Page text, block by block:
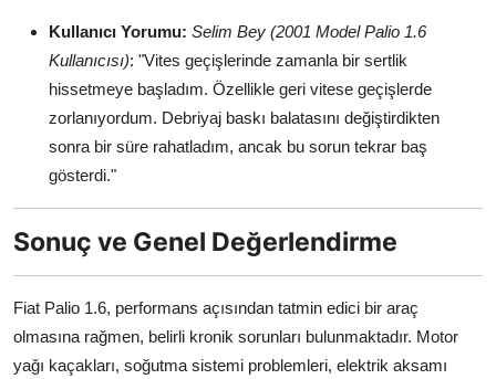
Kullanıcı Yorumu: Selim Bey (2001 Model Palio 1.6
Kullanıcısı): "Vites geçişlerinde zamanla bir sertlik
hissetmeye başladım. Özellikle geri vitese geçişlerde
zorlanıyordum. Debriyaj baskı balatasını değiştirdikten
sonra bir süre rahatladım, ancak bu sorun tekrar baş
gösterdi."
Sonuç ve Genel Değerlendirme
Fiat Palio 1.6, performans açısından tatmin edici bir araç
olmasına rağmen, belirli kronik sorunları bulunmaktadır. Motor
yağı kaçakları, soğutma sistemi problemleri, elektrik aksamı